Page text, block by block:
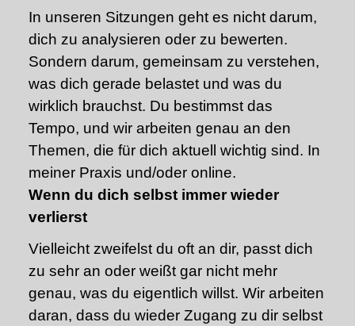
In unseren Sitzungen geht es nicht darum,
dich zu analysieren oder zu bewerten.
Sondern darum, gemeinsam zu verstehen,
was dich gerade belastet und was du
wirklich brauchst. Du bestimmst das
Tempo, und wir arbeiten genau an den
Themen, die für dich aktuell wichtig sind. In
meiner Praxis und/oder online.
Wenn du dich selbst immer wieder
verlierst
Vielleicht zweifelst du oft an dir, passt dich
zu sehr an oder weißt gar nicht mehr
genau, was du eigentlich willst. Wir arbeiten
daran, dass du wieder Zugang zu dir selbst